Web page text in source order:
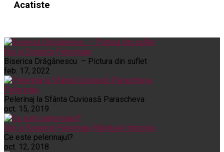
Acatiste
Noi și Biserica Pelerinaje
Biserica Drăgănescu – Pictura din suflet
feb. 17, 2022
Pelerinaje
Pelerinaj la Sfânta Cuvioasă Parascheva
oct. 15, 2019
Noi și Biserica Pelerinaje Rânduieli liturgice
Ce este pelerinajul?
oct. 12, 2018